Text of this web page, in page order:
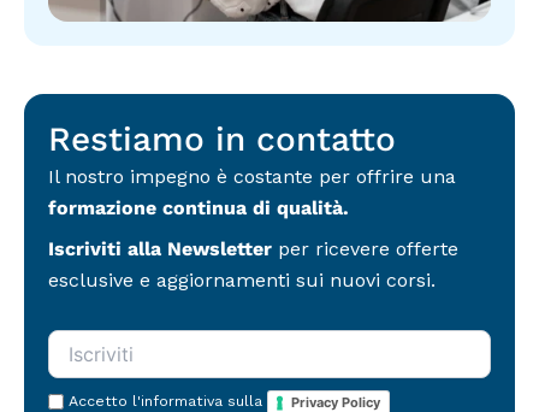
c
*
i
v
c
y
(
c
p
i
)
m
c
a
z
i
n
i
d
i
a
k
e
Restiamo in contatto
Il nostro impegno è costante per offrire una
formazione continua di qualità.
Iscriviti alla Newsletter per ricevere offerte
esclusive e aggiornamenti sui nuovi corsi.
Accetto l'informativa sulla Privacy Policy